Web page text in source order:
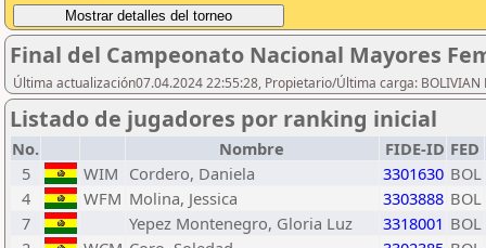
Final del Campeonato Nacional Mayores
Última actualización07.04.2024 22:55:28, Propietario/Última carga: BOLIVIAN
Listado de jugadores por ranking inicial
No. Nombre FIDE-ID FED
5
WIM Cordero, Daniela 3301630 BOL
4
WFM Molina, Jessica 3303888 BOL
7
Yepez Montenegro, Gloria Luz 3318001 BOL